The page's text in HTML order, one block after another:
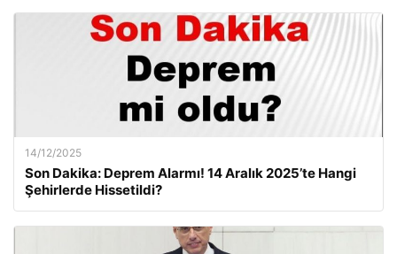
14/12/2025
Son Dakika: Deprem Alarmı! 14 Aralık 2025’te Hangi
Şehirlerde Hissetildi?